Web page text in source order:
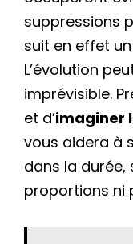
suppressions
suit en effet
L’évolution
imprévisible.
et d’imaginer
vous aidera à
dans la
proportions ni